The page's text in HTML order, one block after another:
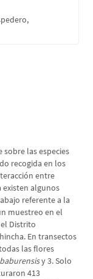
las especies
recogida en los
entre
existen algunos
referente a la
muestreo en el
Distrito
En transectos
las flores
y 3. Solo
413